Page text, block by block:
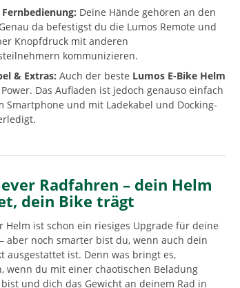
Deine Hände gehören an den
da befestigst du die Lumos Remote und
Knopfdruck mit anderen
kommunizieren.
& Extras: Auch der beste Lumos E-Bike Helm
Das Aufladen ist jedoch genauso einfach
Smartphone und mit Ladekabel und Docking-
Radfahren – dein Helm
dein Bike trägt
Helm ist schon ein riesiges Upgrade für deine
aber noch smarter bist du, wenn auch dein
ausgestattet ist. Denn was bringt es,
wenn du mit einer chaotischen Beladung
und dich das Gewicht an deinem Rad in